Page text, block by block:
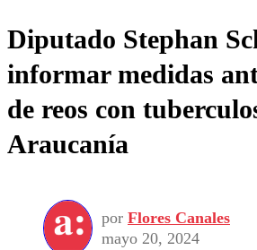
Diputado Stephan
informar medidas
de reos con
Araucanía
por Flores Canales
mayo 20, 2024